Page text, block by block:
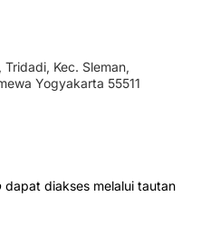
Kec. Sleman,
Yogyakarta 55511
dapat diakses melalui tautan